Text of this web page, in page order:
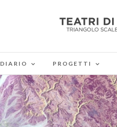
DIARIO PROGETTI